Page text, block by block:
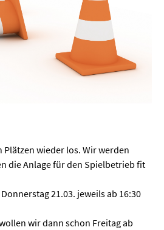
Plätzen wieder los. Wir werden
die Anlage für den Spielbetrieb fit
21.03. jeweils ab 16:30
wir dann schon Freitag ab